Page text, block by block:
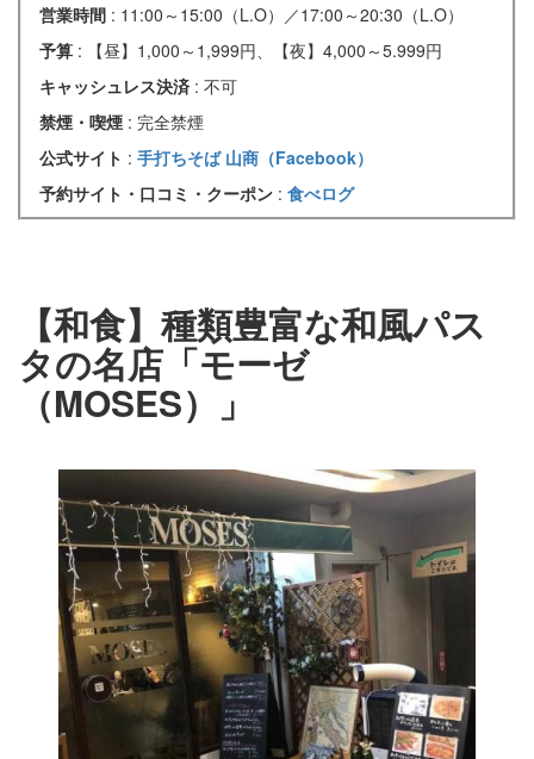
営業時間 : 11:00～15:00（L.O）／17:00～20:30（L.O）
予算 : 【昼】1,000～1,999円、【夜】4,000～5.999円
キャッシュレス決済 : 不可
禁煙・喫煙 : 完全禁煙
公式サイト : 手打ちそば 山商（Facebook）
予約サイト・口コミ・クーポン : 食べログ
【和食】種類豊富な和風パス
タの名店「モーゼ
（MOSES）」